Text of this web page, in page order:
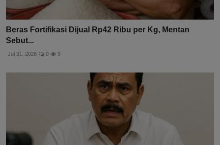
Beras Fortifikasi Dijual Rp42 Ribu per Kg, Mentan
Sebut...
Jul 31, 2026 0 9